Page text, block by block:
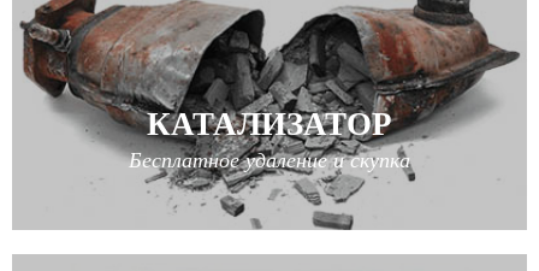
КАТАЛИЗАТОР
Бесплатное удаление и скупка